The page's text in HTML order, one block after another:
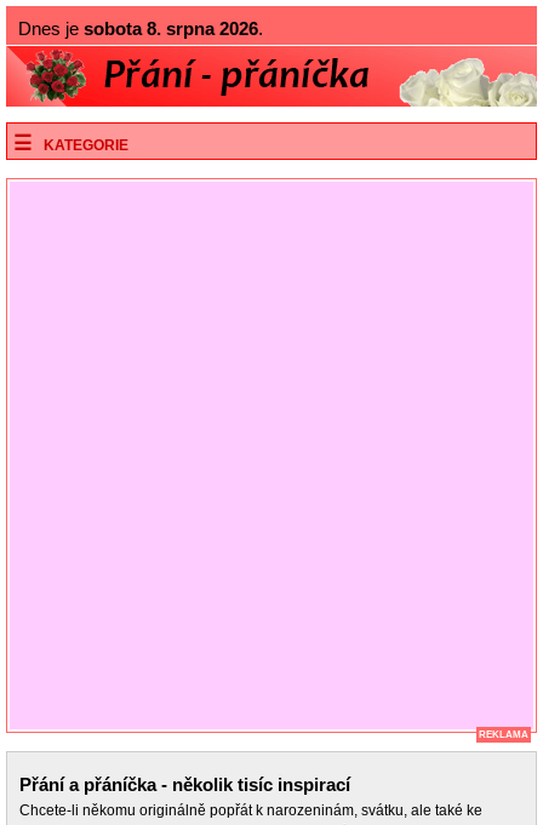
Dnes je sobota 8. srpna 2026.
KATEGORIE
REKLAMA
Přání a přáníčka - několik tisíc inspirací
Chcete-li někomu originálně popřát k narozeninám, svátku, ale také ke